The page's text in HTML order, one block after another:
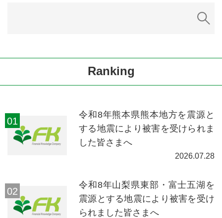
Ranking
令和8年熊本県熊本地方を震源と
する地震により被害を受けられま
した皆さまへ
2026.07.28
令和8年山梨県東部・富士五湖を
震源とする地震により被害を受け
られました皆さまへ